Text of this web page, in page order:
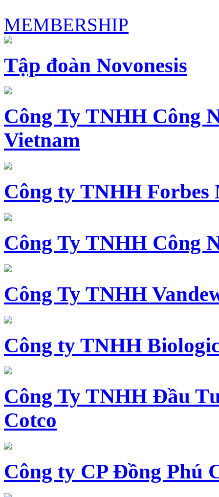
MEMBERSHIP
Tập đoàn Novonesis
Công Ty TNHH Công
Vietnam
Công ty TNHH
Công Ty TNHH Công
Công Ty TNHH
Công ty TNHH
Công Ty TNHH Đầu
Cotco
Công ty CP Đồng Phú